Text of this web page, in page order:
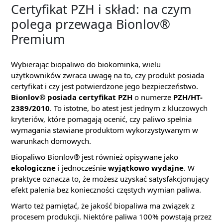
Certyfikat PZH i skład: na czym
polega przewaga Bionlov®
Premium
Wybierając biopaliwo do biokominka, wielu
użytkowników zwraca uwagę na to, czy produkt posiada
certyfikat i czy jest potwierdzone jego bezpieczeństwo.
Bionlov® posiada certyfikat PZH o numerze PZH/HT-
2389/2010. To istotne, bo atest jest jednym z kluczowych
kryteriów, które pomagają ocenić, czy paliwo spełnia
wymagania stawiane produktom wykorzystywanym w
warunkach domowych.
Biopaliwo Bionlov® jest również opisywane jako
ekologiczne i jednocześnie wyjątkowo wydajne. W
praktyce oznacza to, że możesz uzyskać satysfakcjonujący
efekt palenia bez konieczności częstych wymian paliwa.
Warto też pamiętać, że jakość biopaliwa ma związek z
procesem produkcji. Niektóre paliwa 100% powstają przez